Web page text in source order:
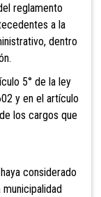
reglamento
a la
dentro
5° de la ley
y en el artículo
los cargos que
considerado